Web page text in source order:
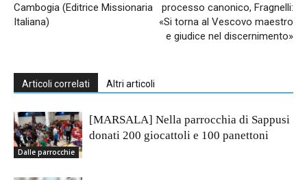
Cambogia (Editrice Missionaria
Italiana)
processo canonico, Fragnelli:
«Si torna al Vescovo maestro
e giudice nel discernimento»
Articoli correlati Altri articoli
Dalle parrocchie
[MARSALA] Nella parrocchia di Sappusi
donati 200 giocattoli e 100 panettoni